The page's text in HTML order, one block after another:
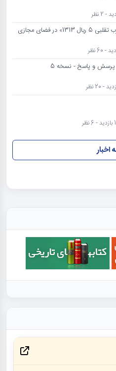
هشدار؛ مراقب «سکه ضرب تقلبی 5 ریال 1313» در فضای مجازی
پرسش و پاسخ - نسخه 5
اخبار